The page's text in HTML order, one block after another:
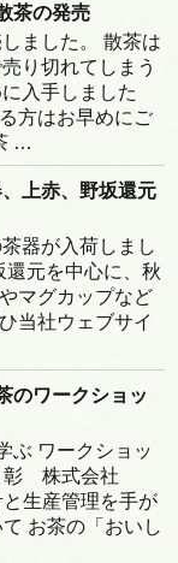
茶の発売
ました。 散茶は
り切れてしまう
入手しました
方はお早めにご
…
上赤、野坂還元
器が入荷しまし
還元を中心に、秋
マグカップなど
当社ウェブサイ
のワークショッ
ぶ ワークショッ
彰 株式会社
生産管理を手が
お茶の「おいし